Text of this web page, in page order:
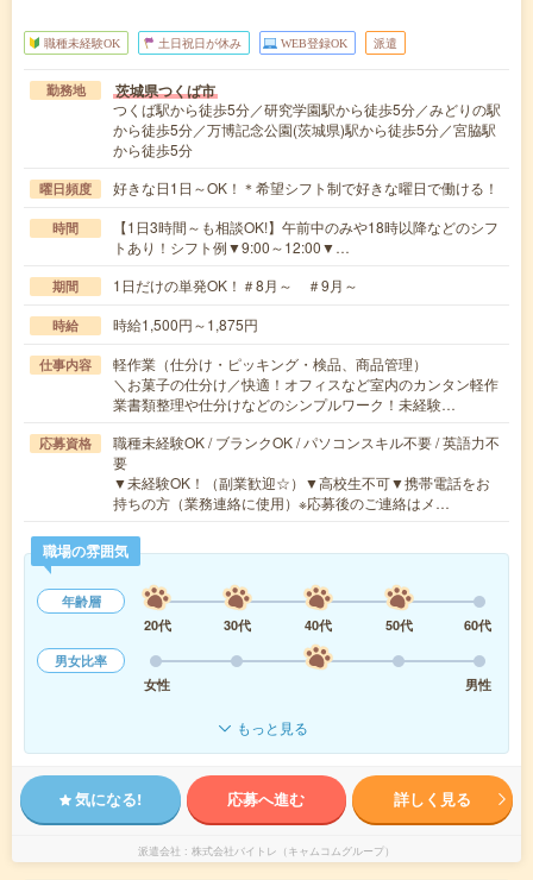
職種未経験OK 土日祝日が休み WEB登録OK 派遣
勤務地 茨城県つくば市
つくば駅から徒歩5分／研究学園駅から徒歩5分／みどりの駅
から徒歩5分／万博記念公園(茨城県)駅から徒歩5分／宮脇駅
から徒歩5分
曜日頻度 好きな日1日～OK！＊希望シフト制で好きな曜日で働ける！
時間
【1日3時間～も相談OK!】午前中のみや18時以降などのシフ
トあり！シフト例▼9:00～12:00▼…
期間 1日だけの単発OK！＃8月～ ＃9月～
時給 時給1,500円～1,875円
仕事内容
軽作業（仕分け・ピッキング・検品、商品管理）
＼お菓子の仕分け／快適！オフィスなど室内のカンタン軽作
業書類整理や仕分けなどのシンプルワーク！未経験…
応募資格
職種未経験OK / ブランクOK / パソコンスキル不要 / 英語力不
要
▼未経験OK！（副業歓迎☆）▼高校生不可▼携帯電話をお
持ちの方（業務連絡に使用）※応募後のご連絡はメ…
職場の雰囲気
年齢層
20代
30代 40代 50代
60代
男女比率
女性
男性
もっと見る
気になる! 応募へ進む 詳しく見る
派遣会社 株式会社バイトレ（キャムコムグループ）